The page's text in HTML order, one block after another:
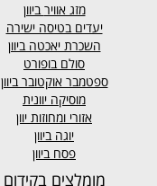
מזג אווירביוון
יעדים בטיסה ישירה
השכרת יאכטה ביוון
סולם בופורט
ספטמבר אוקטובר ביוון
מוסיקה יוונית
אזורי ומחוזות יוון
יוגה ביוון
פסח ביוון
מומלצים בקידום